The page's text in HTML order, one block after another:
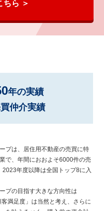
ちら ＞
年の実績
仲介実績
プは、居住用不動産の売買に特
で、年間におおよそ6000件の売
年度以降は全国トップ8に入
プの目指す大きな方向性は
満足度」は当然と考え、さらに